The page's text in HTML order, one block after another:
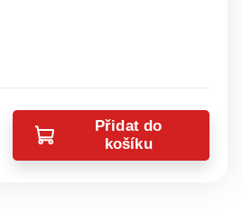
Přidat do
košíku